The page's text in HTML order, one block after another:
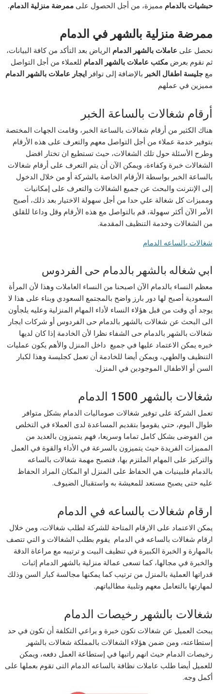
حبشيات بالدمام مميزة، من أجل الحصول على ممرضة منزلية الدمام.
ممرضة منزلية بالشهر في الدمام
نحصل على عاملات بالشهر الدمام الرياض بعد التأكد من كافة البيانات،
ثم نقوم بعرض مكتب عاملات بالشهر الدمام للعملاء من أجل التواصل
مع جليسة اطفال الخبر بالإضافة إلى توافر ايجار عاملات بالشهر الدمام
مميزين في عملهم
أرقام شغالات بالساعة الخبر
هناك الكثير من أرقام شغالات بالساعة الخبر، وقامت الجهات المختصة
بتوفير خدمة عملاء من أجل التواصل معهم والتعرف على هذه الأرقام
وطرح الأسئلة حول تلك الشغالات، حيث تستطيع ان تختار افضل
الشغالات خبرة وكفاءة، ويمكن الآن أن يتم التعرف على أرقام شغالات
بالساعة الخبر بواسطة الأرقام الخاصة بالشركة أو من خلال الدخول
إلى الإنترنت والبحث عن جميع الشغالات والتعرف على إمكانيات
ومميزات كل شغالة علي حدا من أجل سهولة الاختيار بعد ذلك، أصبح
الأمر الآن أكثر سهولة، قم بالتواصل مع هذه الأرقام وقل وداعا للقلق
من الشغالات وخدمة التنظيف المقدمة.
شغالات بالساعه الدمام
ابي شغاله بالشهر بالدمام حى الفردوس
معظم النساء بالدمام الآن اصبحنا من النساء العاملات وهذا لأن المرأة
السعودية أصبح لها دور بارز واضح بالمجتمع السعودي وبناء على هذا لا
يوجد أي وقت من قبل هؤلاء النساء لأداء المهام المنزلية وعليه يلجأون
الى البحث عن شغالات بالشهر بالدمام حى الفردوس أو شركات ايجار
شغالات بالشهر بالدمام حى الشفاء نظرا لأن الخادمة إذا كان لديها
خبره يمكن الاعتماد عليها في جميع داخل المنزل والأهم يكون عمليات
التنظيف والطهي، ويمكن أيضا للخادمة أن تعمل كجليسة وهذا لكبار
السن أو الاطفال الموجودين في المنزل.
شغالات بالشهر 1500 الدمام
تعمل الشركة على توفير شغالات صوماليات الدمام بشكل متوافر
طوال اليوم، حتي يقوموا بتقديم المساعدة لدى العملاء في التخلص
من الفوضى بشكل كامل تماما وسريعا، فهم يتميزون بالعديد من
المميزات الفريدة حيث يتميزون بالسرعة في الأداء والقوة في العمل
والتركيز على المهام الملتزم بها، فتصبح مهمة شغالات بالساعه
بالدمام فلبينيات هي الحفاظ على المنزل او المكان المراد الحفاظ
عليه حتى يصبح مستعد للمعيشة به واستقبال الضيوف.
ارقام شغالات بالساعه في الدمام
يمكن الاعتماد على الارقام المتاحة للشركة لطلب شغالات، ومن خلال
ارقام شغالات بالساعه في الدمام يقوم بطلب الشغالات و التي تتصف
بالمهارة و الخبرة الكبيرة في تنظيف البيت و ترتيبه مع مراعاة الدقة
والخبرة في مجالها، كما تسعى عمالة منزلية بالشهر الدمام إثبات
قدراتها العملية بالمنزل من ترتيب كما يمكنها مجالسة كبار السن وذلك
لمهارتها بالتعامل معهم وتلبية مطالباتهم.
شغالات بالشهر رخيصات الدمام
يبحث العميل عن شغالات تكون خبرة و يراعي التكلفة أن تكون في حد
إستطاعته، ومن ضمن هؤلاء الشغالات بالمملكة شغالات بالشهر
رخيصات الدمام حيث انهم راتبها في إستطاعة العمل دفعه، ويمكن
للعميل أيضا طلب عاملات نظافة بالساعه الدمام التى تقوم بعملها على
أكمل وجه.